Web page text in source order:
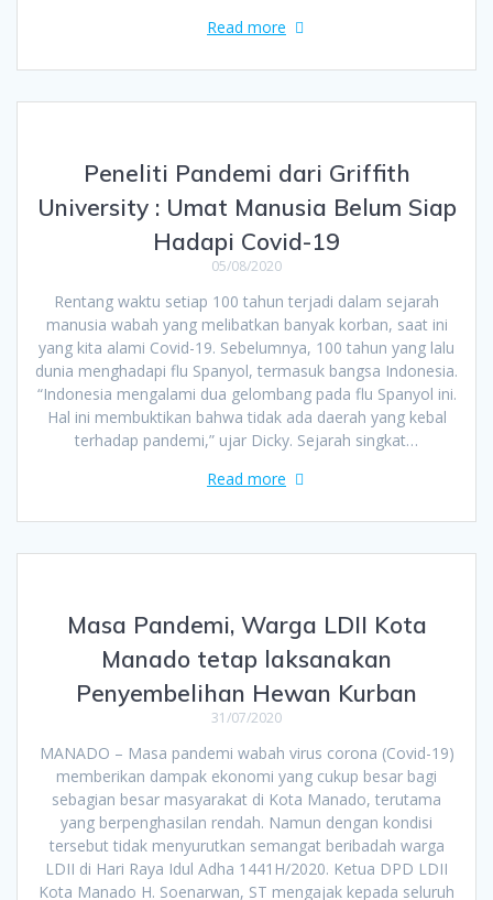
Read more
Peneliti Pandemi dari Griffith
University : Umat Manusia Belum Siap
Hadapi Covid-19
05/08/2020
Rentang waktu setiap 100 tahun terjadi dalam sejarah
manusia wabah yang melibatkan banyak korban, saat ini
yang kita alami Covid-19. Sebelumnya, 100 tahun yang lalu
dunia menghadapi flu Spanyol, termasuk bangsa Indonesia.
“Indonesia mengalami dua gelombang pada flu Spanyol ini.
Hal ini membuktikan bahwa tidak ada daerah yang kebal
terhadap pandemi,” ujar Dicky. Sejarah singkat…
Read more
Masa Pandemi, Warga LDII Kota
Manado tetap laksanakan
Penyembelihan Hewan Kurban
31/07/2020
MANADO – Masa pandemi wabah virus corona (Covid-19)
memberikan dampak ekonomi yang cukup besar bagi
sebagian besar masyarakat di Kota Manado, terutama
yang berpenghasilan rendah. Namun dengan kondisi
tersebut tidak menyurutkan semangat beribadah warga
LDII di Hari Raya Idul Adha 1441H/2020. Ketua DPD LDII
Kota Manado H. Soenarwan, ST mengajak kepada seluruh